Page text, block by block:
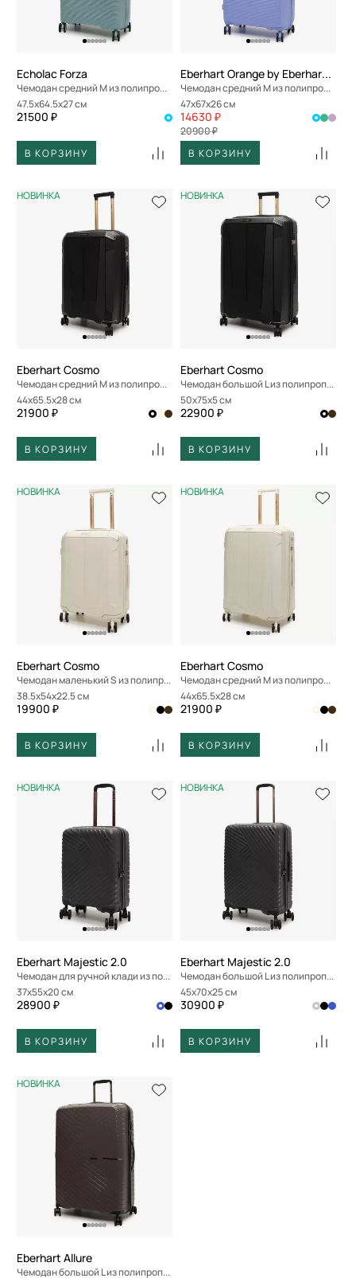
Echolac Forza
Чемодан средний M из полипропилена
47.5x64.5x27 см
21500 ₽
В КОРЗИНУ
Eberhart Orange by Eberhart Weekend
Чемодан средний M из полипропилена
47x67x26 см
14630 ₽
20900 ₽
В КОРЗИНУ
НОВИНКА
Eberhart Cosmo
Чемодан средний M из полипропилена
44x65.5x28 см
21900 ₽
В КОРЗИНУ
НОВИНКА
Eberhart Cosmo
Чемодан большой L из полипропилена
50x75x5 см
22900 ₽
В КОРЗИНУ
НОВИНКА
Eberhart Cosmo
Чемодан маленький S из полипропилена
38.5x54x22.5 см
19900 ₽
В КОРЗИНУ
НОВИНКА
Eberhart Cosmo
Чемодан средний M из полипропилена
44x65.5x28 см
21900 ₽
В КОРЗИНУ
НОВИНКА
Eberhart Majestic 2.0
Чемодан для ручной клади из полипропилена
37x55x20 см
28900 ₽
В КОРЗИНУ
НОВИНКА
Eberhart Majestic 2.0
Чемодан большой L из полипропилена
45x70x25 см
30900 ₽
В КОРЗИНУ
НОВИНКА
Eberhart Allure
Чемодан большой L из полипропилена с кодовым замком